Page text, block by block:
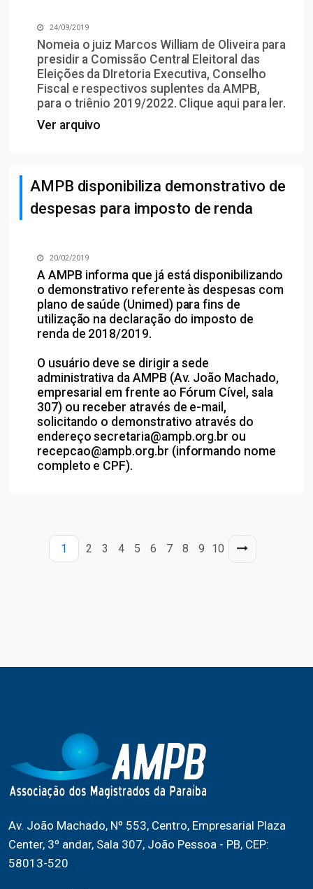
24/09/2019
Nomeia o juiz Marcos William de Oliveira para
presidir a Comissão Central Eleitoral das
Eleições da DIretoria Executiva, Conselho
Fiscal e respectivos suplentes da AMPB,
para o triênio 2019/2022. Clique aqui para ler.
Ver arquivo
AMPB disponibiliza demonstrativo de
despesas para imposto de renda
20/02/2019
A AMPB informa que já está disponibilizando
o demonstrativo referente às despesas com
plano de saúde (Unimed) para fins de
utilização na declaração do imposto de
renda de 2018/2019.
O usuário deve se dirigir a sede
administrativa da AMPB (Av. João Machado,
empresarial em frente ao Fórum Cível, sala
307) ou receber através de e-mail,
solicitando o demonstrativo através do
endereço secretaria@ampb.org.br ou
recepcao@ampb.org.br (informando nome
completo e CPF).
1 2 3 4 5 6 7 8 9 10
Av. João Machado, Nº 553, Centro, Empresarial Plaza
Center, 3º andar, Sala 307, João Pessoa - PB, CEP:
58013-520